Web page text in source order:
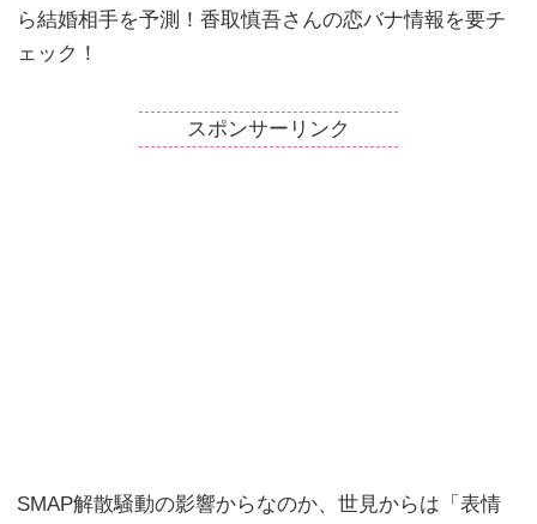
ら結婚相手を予測！香取慎吾さんの恋バナ情報を要チ
ェック！
スポンサーリンク
SMAP解散騒動の影響からなのか、世見からは「表情